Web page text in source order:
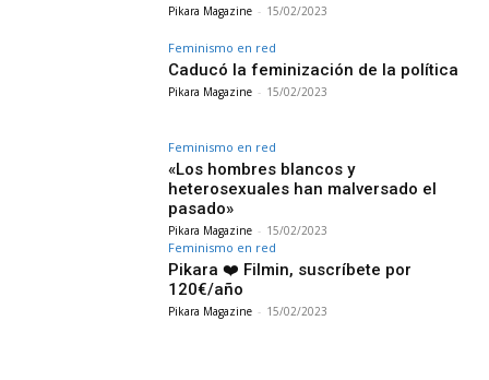
Pikara Magazine - 15/02/2023
Feminismo en red
Caducó la feminización de la política
Pikara Magazine - 15/02/2023
Feminismo en red
«Los hombres blancos y
heterosexuales han malversado el
pasado»
Pikara Magazine - 15/02/2023
Feminismo en red
Pikara ❤️ Filmin, suscríbete por
120€/año
Pikara Magazine - 15/02/2023